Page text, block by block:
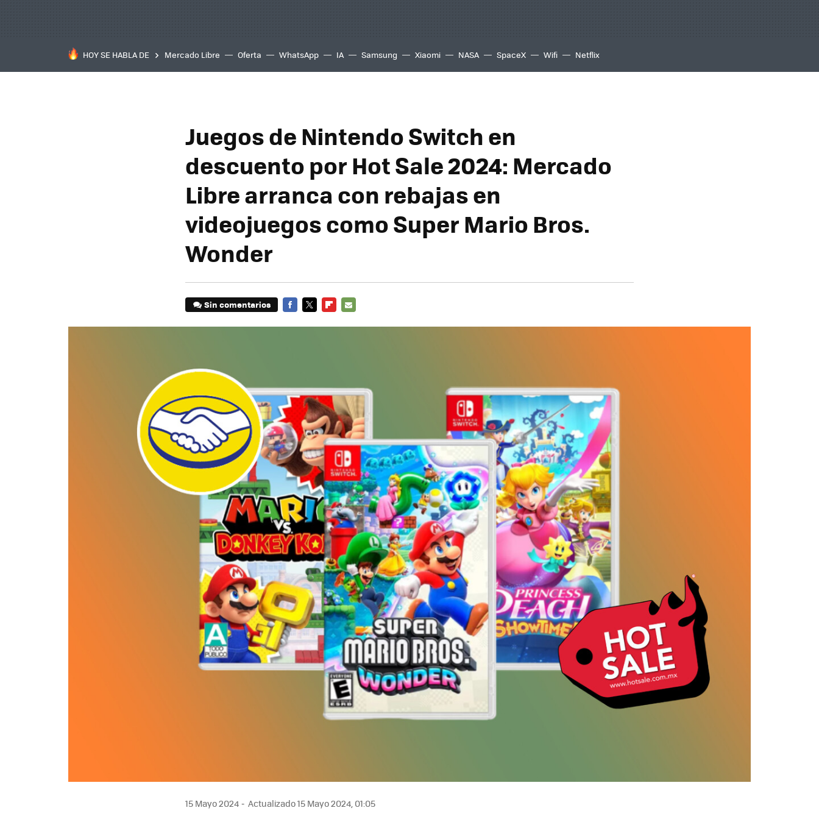
HOY SE HABLA DE Mercado Libre Oferta WhatsApp IA Samsung Xiaomi NASA SpaceX Wifi Netflix
Juegos de Nintendo Switch en
descuento por Hot Sale 2024: Mercado
Libre arranca con rebajas en
videojuegos como Super Mario Bros.
Wonder
Sin comentarios
15 Mayo 2024 Actualizado 15 Mayo 2024, 01:05